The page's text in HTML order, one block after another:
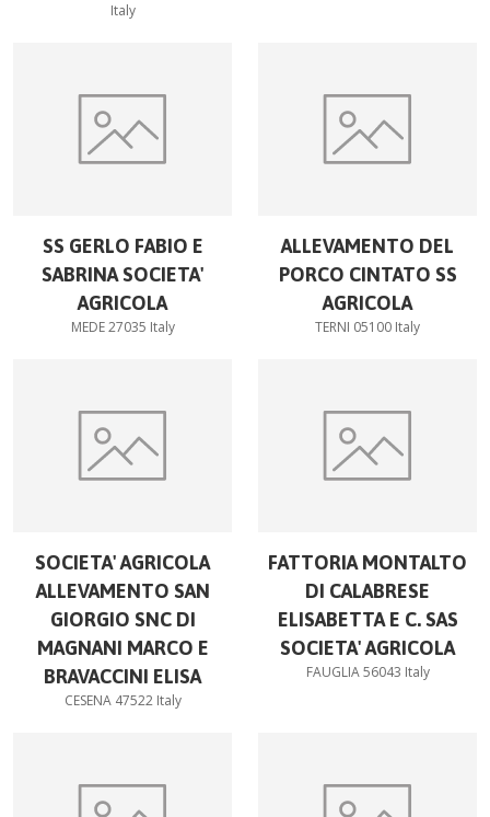
Italy
SS GERLO FABIO E
SABRINA SOCIETA'
AGRICOLA
MEDE 27035 Italy
ALLEVAMENTO DEL
PORCO CINTATO SS
AGRICOLA
TERNI 05100 Italy
SOCIETA' AGRICOLA
ALLEVAMENTO SAN
GIORGIO SNC DI
MAGNANI MARCO E
BRAVACCINI ELISA
CESENA 47522 Italy
FATTORIA MONTALTO
DI CALABRESE
ELISABETTA E C. SAS
SOCIETA' AGRICOLA
FAUGLIA 56043 Italy